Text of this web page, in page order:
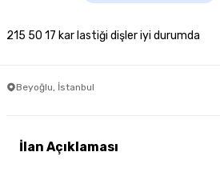
215 50 17 kar lastiği dişler iyi durumda
Beyoğlu, İstanbul
İlan Açıklaması